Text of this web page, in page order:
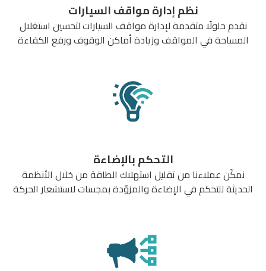
نظم إدارة مواقف السيارات
نقدم حلولًا متقدمة لإدارة مواقف السيارات لتحسين استغلال
المساحة في المواقف وزيادة أماكن الوقوف ورفع الكفاءة
التحكم بالإضاءة
نمكّن عملاءنا من تقليل استهلاك الطاقة من خلال الأنظمة
الحديثة للتحكم في الإضاءة والمزوّدة بمجسات لاستشعار الحركة